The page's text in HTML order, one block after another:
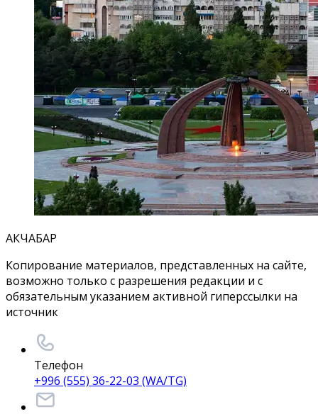
АКЧАБАР
Копирование материалов, представленных на сайте,
возможно только с разрешения редакции и с
обязательным указанием активной гиперссылки на
источник
Телефон
+996 (555) 36-22-03 (WA/TG)